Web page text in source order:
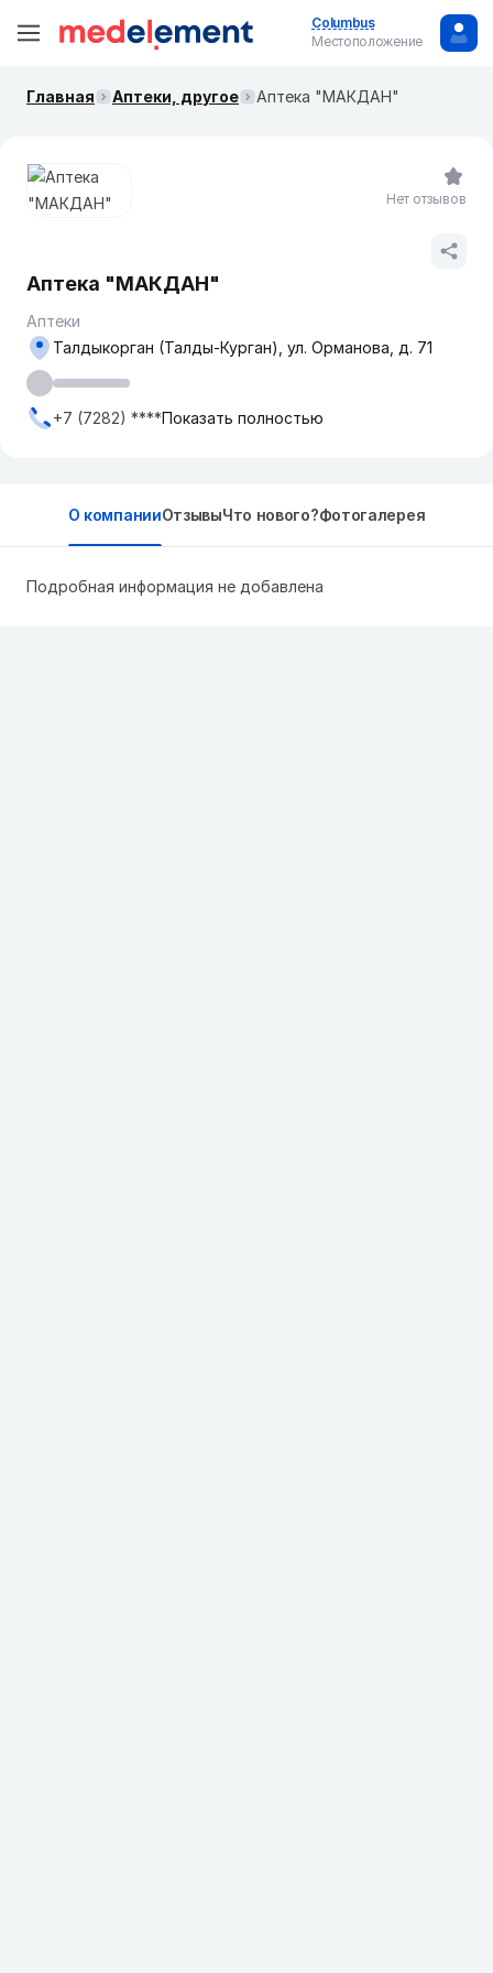
Columbus
Местоположение
Главная Аптеки, другое Аптека "МАКДАН"
Аптека "МАКДАН"
Аптеки
Талдыкорган (Талды-Курган), ул. Орманова, д. 71
+7 (7282) ****Показать полностью
Нет отзывов
О компанииОтзывыЧто нового?Фотогалерея
Подробная информация не добавлена